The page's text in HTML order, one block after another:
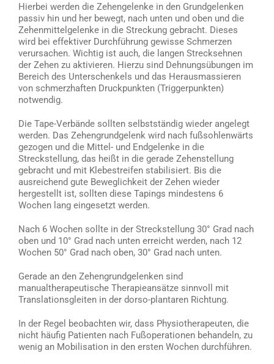
Hierbei werden die Zehengelenke in den Grundgelenken
passiv hin und her bewegt, nach unten und oben und die
Zehenmittelgelenke in die Streckung gebracht. Dieses
wird bei effektiver Durchführung gewisse Schmerzen
verursachen. Wichtig ist auch, die langen Strecksehnen
der Zehen zu aktivieren. Hierzu sind Dehnungsübungen im
Bereich des Unterschenkels und das Herausmassieren
von schmerzhaften Druckpunkten (Triggerpunkten)
notwendig.
Die Tape-Verbände sollten selbstständig wieder angelegt
werden. Das Zehengrundgelenk wird nach fußsohlenwärts
gezogen und die Mittel- und Endgelenke in die
Streckstellung, das heißt in die gerade Zehenstellung
gebracht und mit Klebestreifen stabilisiert. Bis die
ausreichend gute Beweglichkeit der Zehen wieder
hergestellt ist, sollten diese Tapings mindestens 6
Wochen lang eingesetzt werden.
Nach 6 Wochen sollte in der Streckstellung 30° Grad nach
oben und 10° Grad nach unten erreicht werden, nach 12
Wochen 50° Grad nach oben, 30° Grad nach unten.
Gerade an den Zehengrundgelenken sind
manualtherapeutische Therapieansätze sinnvoll mit
Translationsgleiten in der dorso-plantaren Richtung.
In der Regel beobachten wir, dass Physiotherapeuten, die
nicht häufig Patienten nach Fußoperationen behandeln, zu
wenig an Mobilisation in den ersten Wochen durchführen.